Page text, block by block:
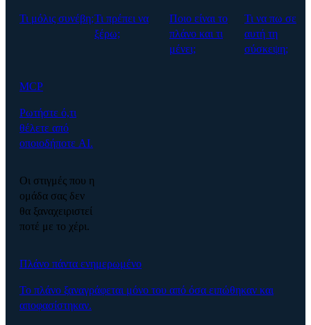
Τι μόλις συνέβη;Τι πρέπει να
ξέρω;
Ποιο είναι το
πλάνο και τι
μένει;
Τι να πω σε
αυτή τη
σύσκεψη;
MCP
Ρωτήστε ό,τι
θέλετε από
οποιοδήποτε AI.
Οι στιγμές που η
ομάδα σας δεν
θα ξαναχειριστεί
ποτέ με το χέρι.
Πλάνο πάντα ενημερωμένο
Το πλάνο ξαναγράφεται μόνο του από όσα ειπώθηκαν και
αποφασίστηκαν.